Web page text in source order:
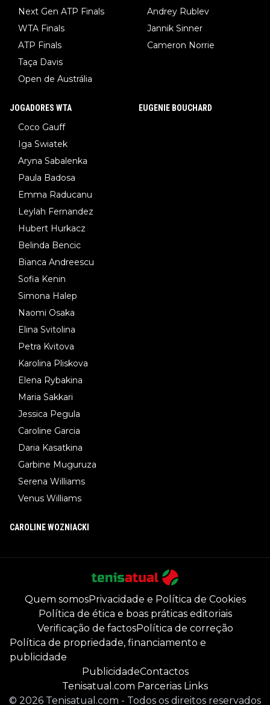
Next Gen ATP Finals
WTA Finals
ATP Finals
Taça Davis
Open de Austrália
Andrey Rublev
Jannik Sinner
Cameron Norrie
JOGADORES WTA
Coco Gauff
Iga Swiatek
Aryna Sabalenka
Paula Badosa
Emma Raducanu
Leylah Fernandez
Hubert Hurkacz
Belinda Bencic
Bianca Andreescu
Sofia Kenin
Simona Halep
Naomi Osaka
Elina Svitolina
Petra Kvitova
Karolina Pliskova
Elena Rybakina
Maria Sakkari
Jessica Pegula
Caroline Garcia
Daria Kasatkina
Garbine Muguruza
Serena Williams
Venus Williams
EUGENIE BOUCHARD
CAROLINE WOZNIACKI
Quem somosPrivacidade e Política de Cookies
Política de ética e boas práticas editoriais
Verificação de factosPolítica de correção
Política de propriedade, financiamento e
publicidade
PublicidadeContactos
Tenisatual.com Parcerias Links
© 2026 Tenisatual.com - Todos os direitos reservados